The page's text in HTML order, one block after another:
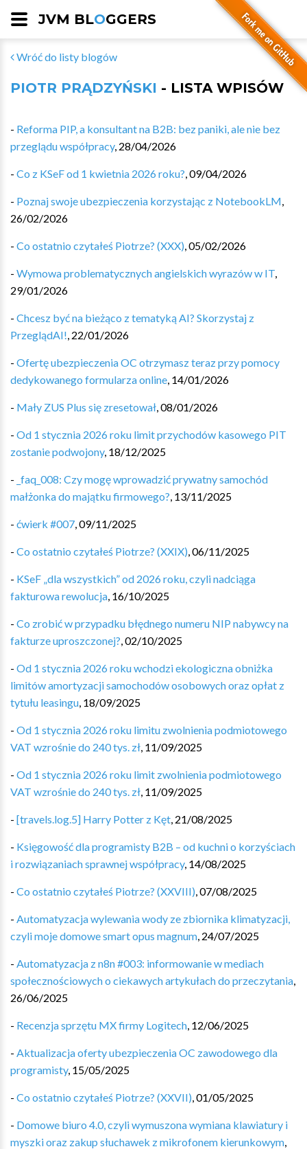
JVM BLOGGERS
Wróć do listy blogów
PIOTR PRĄDZYŃSKI - LISTA WPISÓW
- Reforma PIP, a konsultant na B2B: bez paniki, ale nie bez
przeglądu współpracy, 28/04/2026
- Co z KSeF od 1 kwietnia 2026 roku?,09/04/2026
- Poznaj swoje ubezpieczenia korzystając z NotebookLM,
26/02/2026
- Co ostatnio czytałeś Piotrze? (XXX),05/02/2026
- Wymowa problematycznych angielskich wyrazów w IT,
29/01/2026
- Chcesz być na bieżąco z tematyką AI? Skorzystaj z
PrzeglądAI!, 22/01/2026
- Ofertę ubezpieczenia OC otrzymasz teraz przy pomocy
dedykowanego formularza online, 14/01/2026
- Mały ZUS Plus się zresetował,08/01/2026
- Od 1 stycznia 2026 roku limit przychodów kasowego PIT
zostanie podwojony, 18/12/2025
- _faq_008: Czy mogę wprowadzić prywatny samochód
małżonka do majątku firmowego?, 13/11/2025
- ćwierk #007,09/11/2025
- Co ostatnio czytałeś Piotrze? (XXIX),06/11/2025
- KSeF „dla wszystkich” od 2026 roku, czyli nadciąga
fakturowa rewolucja, 16/10/2025
- Co zrobić w przypadku błędnego numeru NIP nabywcy na
fakturze uproszczonej?,02/10/2025
- Od 1 stycznia 2026 roku wchodzi ekologiczna obniżka
limitów amortyzacji samochodów osobowych oraz opłat z
tytułu leasingu, 18/09/2025
- Od 1 stycznia 2026 roku limitu zwolnienia podmiotowego
VAT wzrośnie do 240 tys. zł, 11/09/2025
- Od 1 stycznia 2026 roku limit zwolnienia podmiotowego
VAT wzrośnie do 240 tys. zł, 11/09/2025
- [travels.log.5] Harry Potter z Kęt, 21/08/2025
- Księgowość dla programisty B2B – od kuchni o korzyściach
i rozwiązaniach sprawnej współpracy, 14/08/2025
- Co ostatnio czytałeś Piotrze? (XXVIII),07/08/2025
- Automatyzacja wylewania wody ze zbiornika klimatyzacji,
czyli moje domowe smart opus magnum, 24/07/2025
- Automatyzacja z n8n #003: informowanie w mediach
społecznościowych o ciekawych artykułach do przeczytania,
26/06/2025
- Recenzja sprzętu MX firmy Logitech, 12/06/2025
- Aktualizacja oferty ubezpieczenia OC zawodowego dla
programisty, 15/05/2025
- Co ostatnio czytałeś Piotrze? (XXVII),01/05/2025
- Domowe biuro 4.0, czyli wymuszona wymiana klawiatury i
myszki oraz zakup słuchawek z mikrofonem kierunkowym,